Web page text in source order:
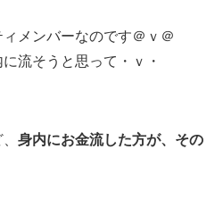
メンバーなのです＠ｖ＠
流そうと思って・ｖ・
身内にお金流した方が、その